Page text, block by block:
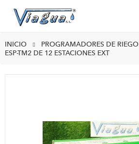
INICIO PROGRAMADORES DE RIEGO
ESP-TM2 DE 12 ESTACIONES EXT